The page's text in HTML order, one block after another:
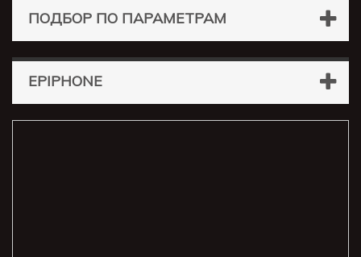
ПОДБОР ПО ПАРАМЕТРАМ
EPIPHONE